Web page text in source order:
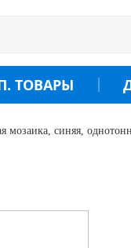
ТОВАРЫ
мозаика, синяя,